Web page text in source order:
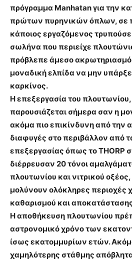
πρόγραμμα Manhatan για την
πρώτων πυρηνικών όπλων, σε
κάποιος εργαζόμενος τρυπούσε
σωλήνα που περιείχε
πρόβλεπε άμεσο
μοναδική ελπίδα να μην
καρκίνος.
Η επεξεργασία του
παρουσιάζεται σήμερα σαν η
ακόμα πιο επικίνδυνη από την
διαφυγές στο περιβάλλον από
επεξεργασίας όπως το THORP
διέρρευσαν 20 τόνοι
πλουτωνίου και νιτρικού
μολύνουν ολόκληρες περιοχές
καθαρισμού και
Η αποθήκευση πλουτωνίου
αστρονομικό χρόνο των
ίσως εκατομμυρίων ετών.
χαμηλότερης στάθμης απόβλητα,